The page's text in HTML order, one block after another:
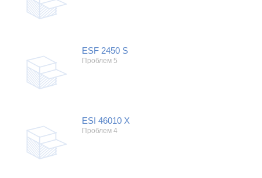
ESF 2450 S
Проблем 5
ESI 46010 X
Проблем 4